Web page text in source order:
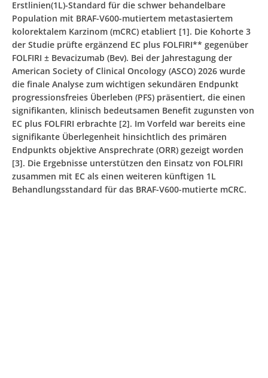
Erstlinien(1L)-Standard für die schwer behandelbare
Population mit BRAF-V600-mutiertem metastasiertem
kolorektalem Karzinom (mCRC) etabliert [1]. Die Kohorte 3
der Studie prüfte ergänzend EC plus FOLFIRI** gegenüber
FOLFIRI ± Bevacizumab (Bev). Bei der Jahrestagung der
American Society of Clinical Oncology (ASCO) 2026 wurde
die finale Analyse zum wichtigen sekundären Endpunkt
progressionsfreies Überleben (PFS) präsentiert, die einen
signifikanten, klinisch bedeutsamen Benefit zugunsten von
EC plus FOLFIRI erbrachte [2]. Im Vorfeld war bereits eine
signifikante Überlegenheit hinsichtlich des primären
Endpunkts objektive Ansprechrate (ORR) gezeigt worden
[3]. Die Ergebnisse unterstützen den Einsatz von FOLFIRI
zusammen mit EC als einen weiteren künftigen 1L
Behandlungsstandard für das BRAF-V600-mutierte mCRC.